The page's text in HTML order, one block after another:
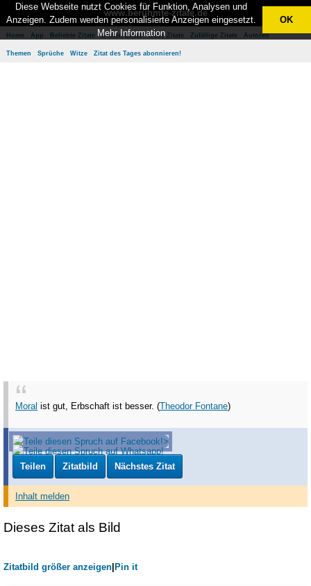
www.berühmte-zitate.de
Home App Beliebte Zitate Besten Zitate Neue Zitate Zufällige Zitate Autoren
Themen Sprüche Witze Zitat des Tages abonnieren!
Moral ist gut, Erbschaft ist besser. (Theodor Fontane)
Teilen Zitatbild Nächstes Zitat
Inhalt melden
Dieses Zitat als Bild
Zitatbild größer anzeigen Pin it
Diese Webseite nutzt Cookies für Funktion, Analysen und
Anzeigen. Zudem werden personalisierte Anzeigen eingesetzt.
Mehr Information
OK